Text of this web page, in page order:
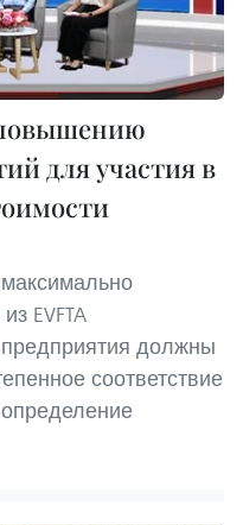
повышению
для участия в
EVFTA
должны
соответствие